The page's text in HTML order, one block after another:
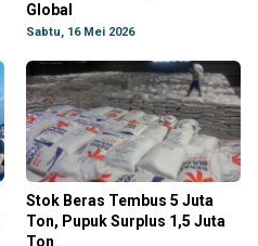
Global
Sabtu, 16 Mei 2026
Stok Beras Tembus 5 Juta
Ton, Pupuk Surplus 1,5 Juta
Ton